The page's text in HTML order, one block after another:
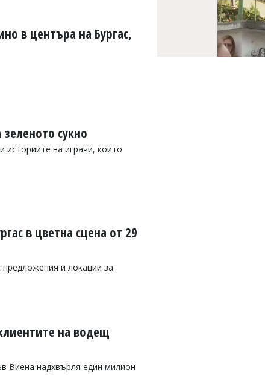
в центъра на Бургас,
сукно
историите на играчи, които
в цветна сцена от 29
и локации за
на водещ
Виена надхвърля един милион